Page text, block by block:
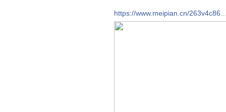
https://www.meipian.cn/